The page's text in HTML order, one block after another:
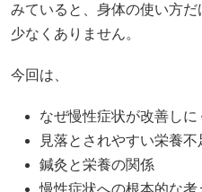
みていると、身体の使い方
少なくありません。
今回は、
なぜ慢性症状が改善しに
見落とされやすい栄養不
鍼灸と栄養の関係